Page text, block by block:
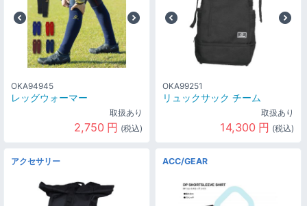
OKA94945
レッグウォーマー
取扱あり
2,750 円 (税込)
OKA99251
リュックサック チーム
取扱あり
14,300 円 (税込)
アクセサリー ACC/GEAR